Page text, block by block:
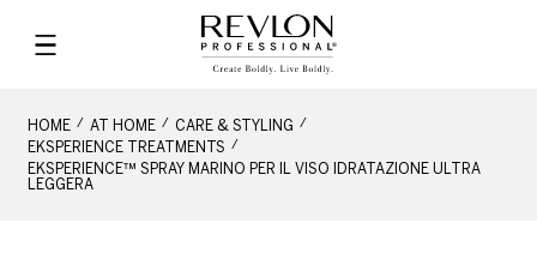
HOME AT HOME
CARE & STYLING
EKSPERIENCE TREATMENTS
EKSPERIENCE™ SPRAY MARINO PER IL VISO IDRATAZIONE ULTRA
LEGGERA